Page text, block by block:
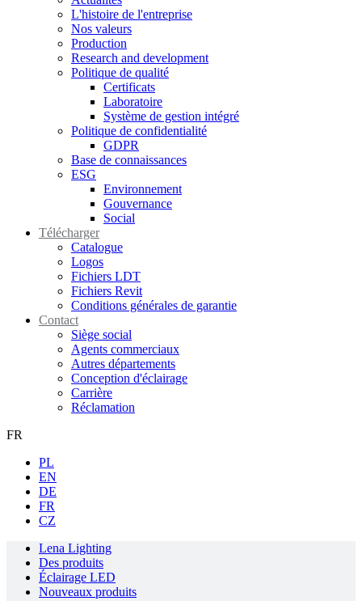
L'histoire de l'entreprise
Nos valeurs
Production
Research and development
Politique de qualité
Certificats
Laboratoire
Système de gestion intégré
Politique de confidentialité
GDPR
Base de connaissances
ESG
Environnement
Gouvernance
Social
Télécharger
Catalogue
Logos
Fichiers LDT
Fichiers Revit
Conditions générales de garantie
Contact
Siège social
Agents commerciaux
Autres départements
Conception d'éclairage
Carrière
Réclamation
FR
PL
EN
DE
FR
CZ
Lena Lighting
Des produits
Éclairage LED
Nouveaux produits